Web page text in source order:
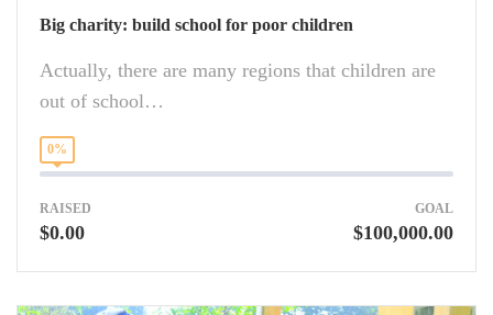
Big charity: build school for poor children
Actually, there are many regions that children are
out of school…
0%
RAISED
$0.00
GOAL
$100,000.00